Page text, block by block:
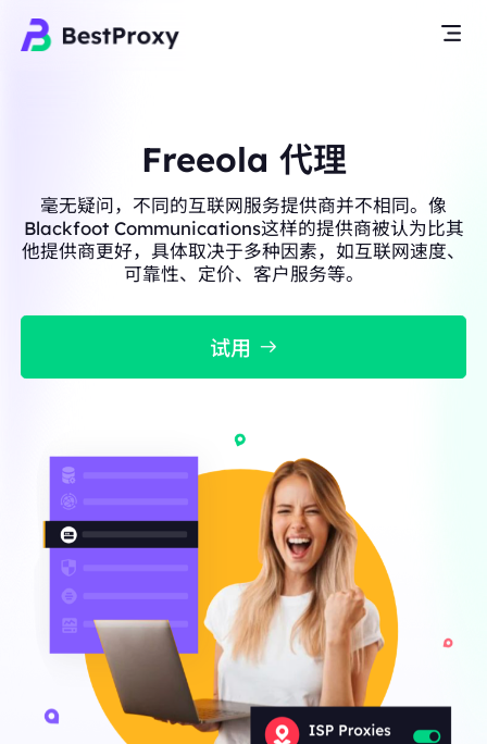
Freeola 代理
毫无疑问，不同的互联网服务提供商并不相同。像
Blackfoot Communications这样的提供商被认为比其
他提供商更好，具体取决于多种因素，如互联网速度、
可靠性、定价、客户服务等。
试用